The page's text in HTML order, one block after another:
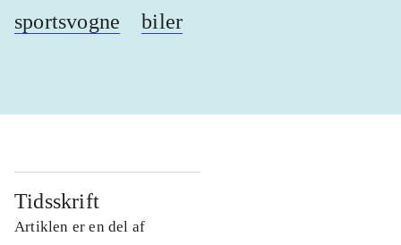
sportsvogne biler
Tidsskrift
Artiklen er en del af